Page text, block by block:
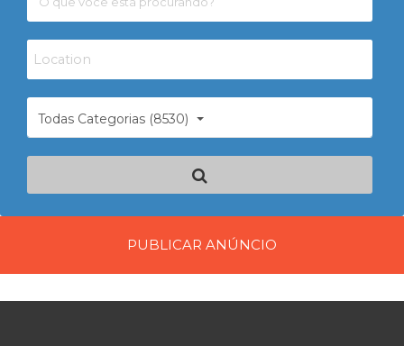
Todas Categorias (8530)
PUBLICAR ANÚNCIO